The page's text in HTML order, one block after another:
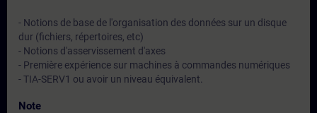
- Notions de base de l'organisation des données sur un disque
dur (fichiers, répertoires, etc)
- Notions d'asservissement d'axes
- Première expérience sur machines à commandes numériques
- TIA-SERV1 ou avoir un niveau équivalent.
Note